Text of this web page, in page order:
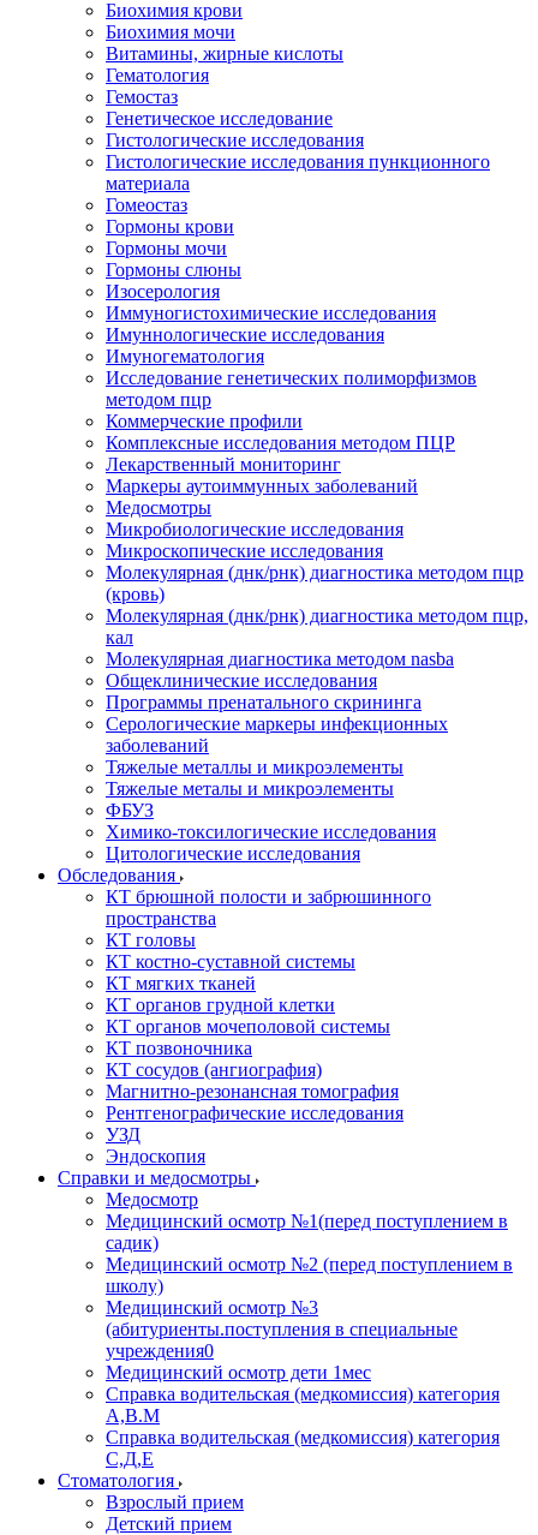
Биохимия крови
Биохимия мочи
Витамины, жирные кислоты
Гематология
Гемостаз
Генетическое исследование
Гистологические исследования
Гистологические исследования пункционного
материала
Гомеостаз
Гормоны крови
Гормоны мочи
Гормоны слюны
Изосерология
Иммуногистохимические исследования
Имуннологические исследования
Имуногематология
Исследование генетических полиморфизмов
методом пцр
Коммерческие профили
Комплексные исследования методом ПЦР
Лекарственный мониторинг
Маркеры аутоиммунных заболеваний
Медосмотры
Микробиологические исследования
Микроскопические исследования
Молекулярная (днк/рнк) диагностика методом пцр
(кровь)
Молекулярная (днк/рнк) диагностика методом пцр,
кал
Молекулярная диагностика методом nasba
Общеклинические исследования
Программы пренатального скрининга
Серологические маркеры инфекционных
заболеваний
Тяжелые металлы и микроэлементы
Тяжелые металы и микроэлементы
ФБУЗ
Химико-токсилогические исследования
Цитологические исследования
Обследования
КТ брюшной полости и забрюшинного
пространства
КТ головы
КТ костно-суставной системы
КТ мягких тканей
КТ органов грудной клетки
КТ органов мочеполовой системы
КТ позвоночника
КТ сосудов (ангиография)
Магнитно-резонансная томография
Рентгенографические исследования
УЗД
Эндоскопия
Справки и медосмотры
Медосмотр
Медицинский осмотр №1(перед поступлением в
садик)
Медицинский осмотр №2 (перед поступлением в
школу)
Медицинский осмотр №3
(абитуриенты.поступления в специальные
учреждения0
Медицинский осмотр дети 1мес
Справка водительская (медкомиссия) категория
А,В.М
Справка водительская (медкомиссия) категория
С,Д,Е
Стоматология
Взрослый прием
Детский прием